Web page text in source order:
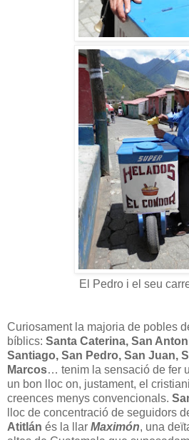
El Pedro i el seu
Curiosament la majoria de pobles
bíblics: Santa Caterina, San
Santiago, San Pedro, San Juan,
Marcos… tenim la sensació de fer
un bon lloc on, justament, el
creences menys convencionals.
lloc de concentració de seguidors
Atitlán és la llar Maximón, una